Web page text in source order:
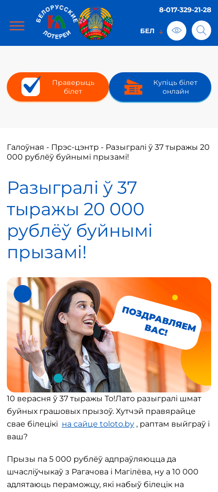
8-017-329-21-28
Праверыць
білет
Купіць білет
онлайн
Галоўная - Прэс-цэнтр - Разыгралі ў 37 тыражы 20
000 рублёў буйнымі прызамі!
Разыгралі ў 37
тыражы 20 000
рублёў буйнымі
прызамі!
10 верасня ў 37 тыражы То!Лато разыгралі шмат
буйных грашовых прызоў. Хутчэй правярайце
свае білецікі на сайце toloto.by , раптам выйграў і
ваш?
Прызы па 5 000 рублёў адпраўляюцца да
шчасліўчыкаў з Рагачова і Магілёва, ну а 10 000
адлятаюць пераможцу, які набыў білецік на